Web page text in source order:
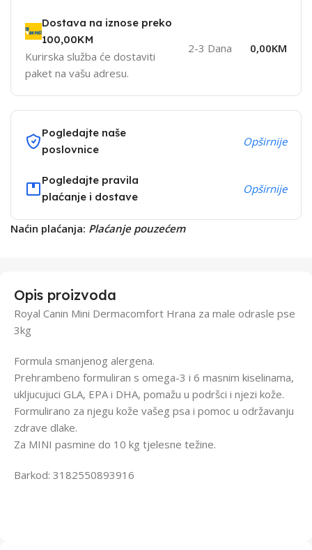
Dostava na iznose preko
100,00KM
Kurirska služba će dostaviti
paket na vašu adresu.
2-3 Dana 0,00KM
Pogledajte naše
poslovnice
Opširnije
Pogledajte pravila
plaćanje i dostave
Opširnije
Naćin plaćanja: Plaćanje pouzećem
Opis proizvoda
Royal Canin Mini Dermacomfort Hrana za male odrasle pse
3kg
Formula smanjenog alergena.
Prehrambeno formuliran s omega-3 i 6 masnim kiselinama,
ukljucujuci GLA, EPA i DHA, pomažu u podršci i njezi kože.
Formulirano za njegu kože vašeg psa i pomoc u održavanju
zdrave dlake.
Za MINI pasmine do 10 kg tjelesne težine.
Barkod: 3182550893916